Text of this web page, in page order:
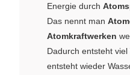
Energie durch
Das nennt man
Atomkraftwerken
Dadurch entsteht
entsteht wieder